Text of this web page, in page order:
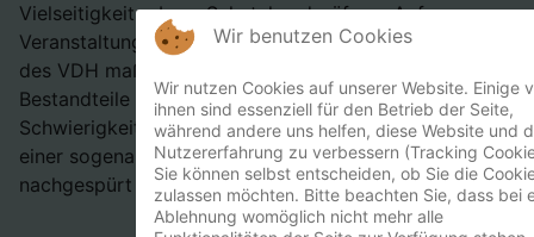
Vielseitigkeits- bzw. Schutzhundprüfung. Auf
Veranstaltungen des SV ist dafür die Prüfungsordnung
des VDH maßgeblich. Sie legt ihre einzelnen
Bestandteile und das Alter der Fährte je nach
Schwierigkeitsgrad der Prüfungsstufe fest, ebenso ob
einer sogenannten Eigen- oder einer Fremdfährte
nachgespürt werden soll.
Wir benutzen Cookies
Wir nutzen Cookies auf unserer Website. Einige
ihnen sind essenziell für den Betrieb der Seite,
während andere uns helfen, diese Website und
Nutzererfahrung zu verbessern (Tracking
Sie können selbst entscheiden, ob Sie die
zulassen möchten. Bitte beachten Sie, dass bei
Ablehnung womöglich nicht mehr alle